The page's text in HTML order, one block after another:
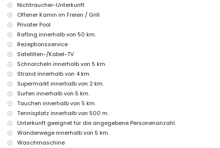
Sehenswürdigkeiten und Kultur in Xàbia, Costa Blanca
Museum (Histórico de Xàbia, Xàbia), Kirche (Virgen de Loreto, Puerto,
Xàbia), Architektonisches Gebäude (Histórico de Xàbia, Xàbia),
Historischer Ort (Pueblo de Xàbia und Xàbia) (innerhalb von 5
Kilometern von der Unterkunft)
Burg (Portal de la Vila und Dénia) (innerhalb von 25 Kilometern von der
Unterkunft)
Sport
Wandern, Radfahren, Kanufahren, Kajakfahren, Tauchen, Schnorcheln,
Surfen, Windsurfen und Wasserski (innerhalb von 5 Kilometern von der
Villa)
Golf (Xàbia Golf), Reiten, Mountainbiking und Klettern (innerhalb von 10
Kilometern von der Villa)
Nichtraucher-Unterkunft
Offener Kamin im Freien / Grill
Privater Pool
Rafting innerhalb von 50 km.
Rezeptionsservice
Satelliten-/Kabel-TV
Schnorcheln innerhalb von 5 km.
Strand innerhalb von 4 km.
Supermarkt innerhalb von 2 km.
Surfen innerhalb von 5 km.
Tauchen innerhalb von 5 km.
Tennisplatz innerhalb von 500 m.
Unterkunft geeignet für die angegebene Personenanzahl.
Wanderwege innerhalb von 5 km.
Waschmaschine